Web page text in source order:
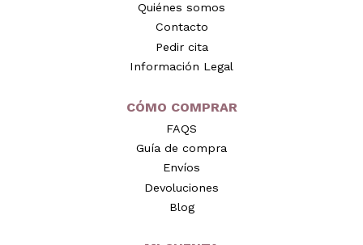
Quiénes somos
Contacto
Pedir cita
Información Legal
CÓMO COMPRAR
FAQS
Guía de compra
Envíos
Devoluciones
Blog